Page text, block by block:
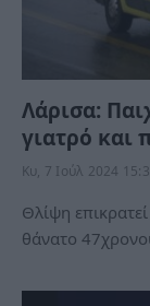
Λάρισα:
γιατρό και
Κυ, 7 Ιούλ 2024
Θλίψη
θάνατο